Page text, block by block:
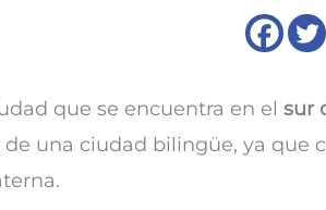
que se encuentra en el sur
de una ciudad bilingüe, ya que